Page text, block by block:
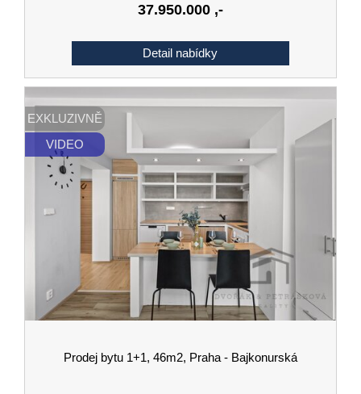
37.950.000 ,-
EXKLUZIVNĚ
VIDEO
Prodej bytu 1+1, 46m2, Praha - Bajkonurská